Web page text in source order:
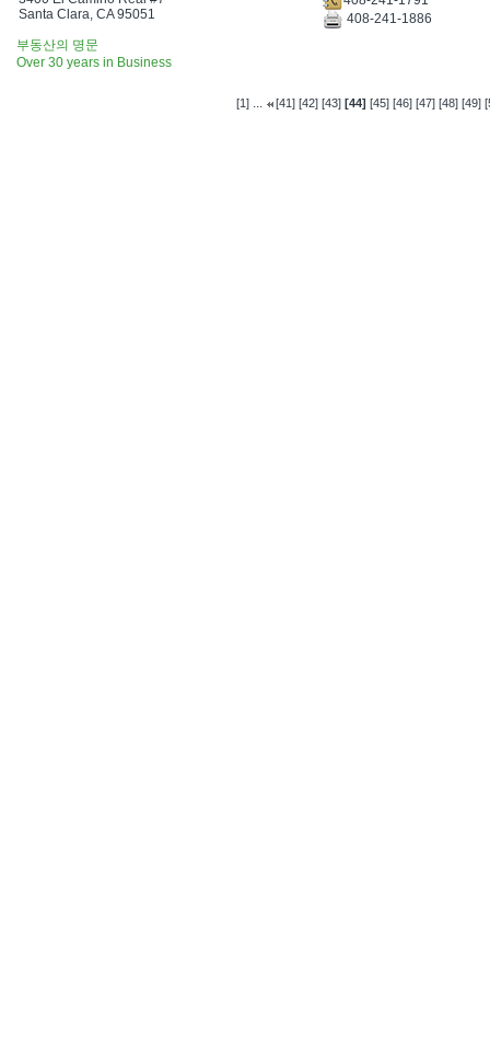
Santa Clara, CA 95051
408-241-1886
부동산의 명문
Over 30 years in Business
[1] ... [41] [42] [43] [44] [45] [46] [47] [48] [49]